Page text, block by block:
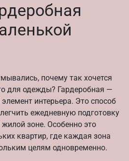
почему так хочется
для одежды? Гардеробная —
интерьера. Это способ
ежедневную подготовку
зоне. Особенно это
квартир, где каждая зона
целям одновременно.